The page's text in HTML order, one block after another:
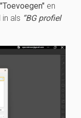
"Toevoegen" en
als “BG profiel